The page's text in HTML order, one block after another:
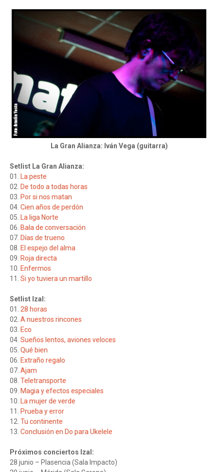
La Gran Alianza: Iván Vega (guitarra)
Setlist La Gran Alianza:
01. La peste
02. De todo a todas horas
03. Por si nos matan
04. Cien años de perdón
05. La liga Norte
06. Bala de conversación
07. Días de trueno
08. El espejo del alma
09. Roja directa
10. Enfermos
11. Si yo tuviera un martillo
Setlist Izal:
01. 28 horas
02. A nuestros rincones
03. Eco
04. Sueños lentos, aviones veloces
05. Qué bien
06. Extraño regalo
07. Ajam
08. Teletransporte
09. Magia y efectos especiales
10. La mujer de verde
11. Prueba y error
12. Tu continente
13. Conclusión en Do para Ukelele
Próximos conciertos Izal:
28 junio – Plasencia (Sala Impacto)